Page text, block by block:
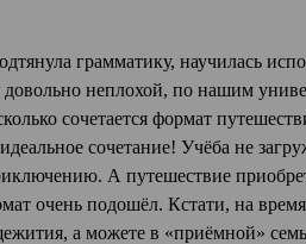
грамматику, научилась
неплохой, по нашим
сочетается формат
сочетание! Учёба не
А путешествие
очень подошёл. Кстати, на
а можете в «приёмной»